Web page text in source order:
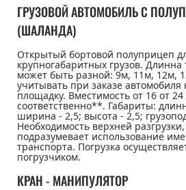
ГРУЗОВОЙ АВТОМОБИЛЬ С
(ШАЛАНДА)
Открытый бортовой полуприцеп
крупногабаритных грузов. Длинна
может быть разной: 9м, 11м, 12м,
учитывать при заказе автомобиля
площадку. Вместимость от 16 от
соответственно**. Габариты:
ширина - 2,5; высота - 2,5;
Необходимость верхней
подразумевает использование
транспорта. Погрузка
погрузчиком.
КРАН - МАНИПУЛЯТОР